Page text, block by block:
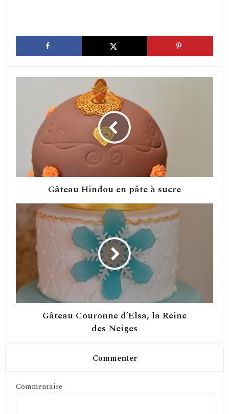
Gâteau Hindou en pâte à sucre
Gâteau Couronne d’Elsa, la Reine
des Neiges
Commenter
Commentaire